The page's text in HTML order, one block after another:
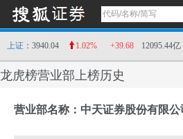
上证 ：3940.04 1.02% +39.68 12095.44亿
龙虎榜营业部上榜历史
营业部名称：中天证券股份有限